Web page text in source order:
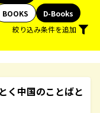
BOOKS
D-Books
絞り込み条件を追加
く中国のことばと